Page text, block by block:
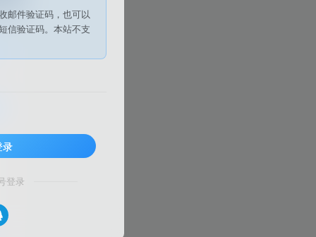
邮件验证码，也可以
信验证码。本站不支
录
登录